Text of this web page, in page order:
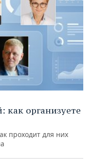
как организуете
проходит для них